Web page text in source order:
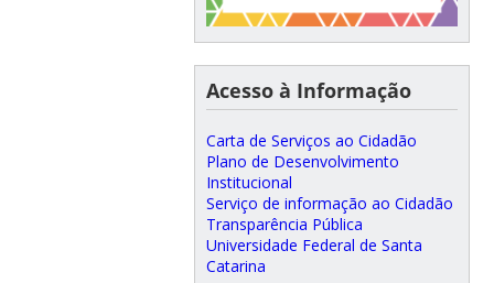
Acesso à Informação
Carta de Serviços ao Cidadão
Plano de Desenvolvimento
Institucional
Serviço de informação ao Cidadão
Transparência Pública
Universidade Federal de Santa
Catarina